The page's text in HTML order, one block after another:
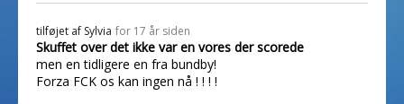
tilføjet af Sylvia for 17 år siden
Skuffet over det ikke var en vores der scorede
men en tidligere en fra bundby!
Forza FCK os kan ingen nå ! ! ! !